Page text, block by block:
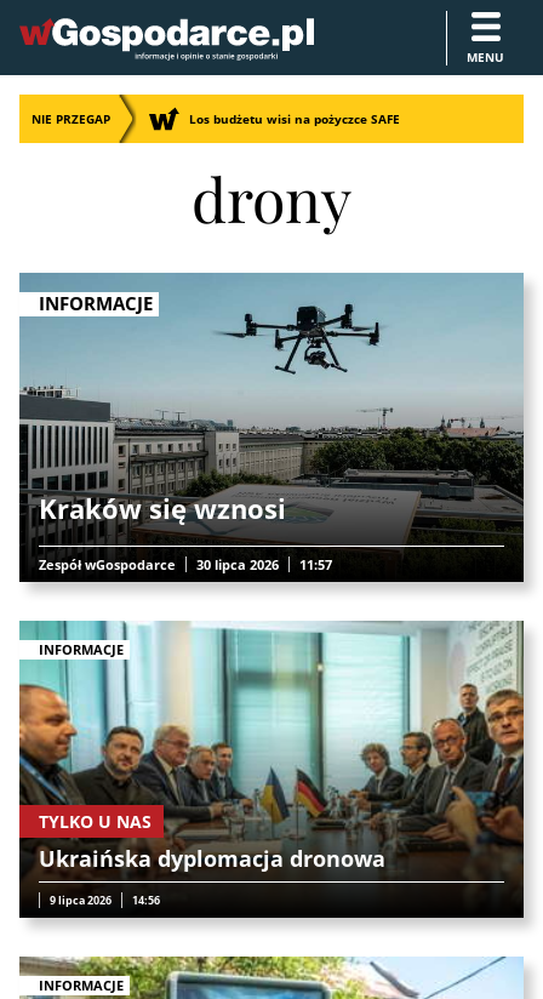
MENU
NIE PRZEGAP Los budżetu wisi na pożyczce SAFE
drony
INFORMACJE
Kraków się wznosi
Zespół wGospodarce 30 lipca 2026 11:57
INFORMACJE
TYLKO U NAS
Ukraińska dyplomacja dronowa
9 lipca 2026 14:56
INFORMACJE